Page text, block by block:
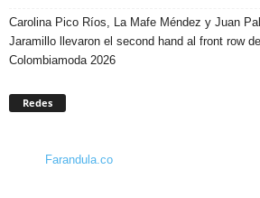
Carolina Pico Ríos, La Mafe Méndez y Juan
Jaramillo llevaron el second hand al front row de
Colombiamoda 2026
Redes
Farandula.co